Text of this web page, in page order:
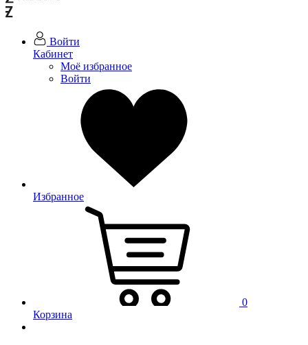
Войти
Кабинет
Моё избранное
Войти
Избранное
0
Корзина